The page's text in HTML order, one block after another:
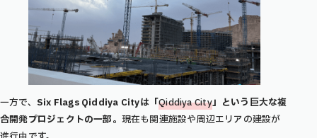
一方で、 Six Flags Qiddiya Cityは「Qiddiya City」という巨大な複
合開発プロジェクトの一部。現在も関連施設や周辺エリアの建設が